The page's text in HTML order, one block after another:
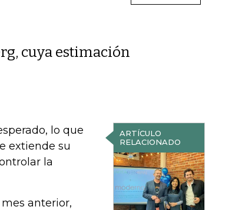
cuya estimación
ARTÍCULO
RELACIONADO
lo que
extiende su
la
anterior,